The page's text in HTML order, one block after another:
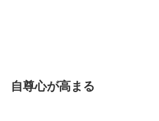
自尊心が高まる